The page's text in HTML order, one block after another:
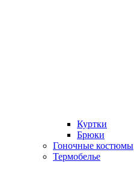
Куртки
Брюки
Гоночные костюмы
Термобелье